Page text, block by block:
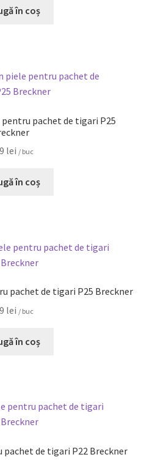
în coș
pachet de tigari P25
lei / buc
în coș
pachet de tigari P25 Breckner
lei / buc
în coș
pachet de tigari P22 Breckner